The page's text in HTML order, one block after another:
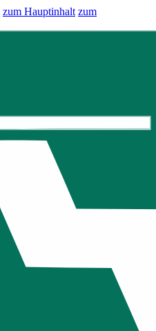
zum Hauptinhalt zum